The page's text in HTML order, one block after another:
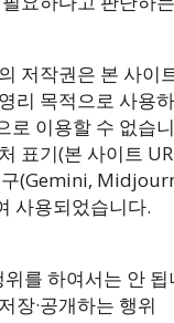
저작권은 본 사이
목적으로 사용하
로 이용할 수 없습
표기(본 사이트
(Gemini,
사용되었습니다.
를 하여서는 안 됩
장·공개하는 행위